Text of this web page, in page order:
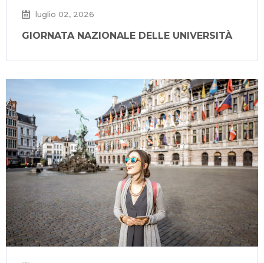
luglio 02, 2026
GIORNATA NAZIONALE DELLE UNIVERSITÀ